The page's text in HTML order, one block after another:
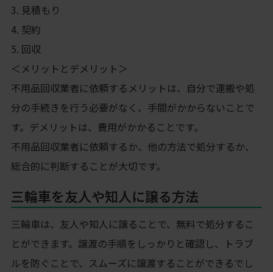
3. 見積もり
4. 契約
5. 回収
＜メリットとデメリット＞
不用品回収業者に依頼するメリットは、自分で運搬や処
分の手続きを行う必要がなく、手間がかからないことで
す。デメリットは、費用がかかることです。
不用品回収業者に依頼するか、他の方法で処分するか、
総合的に判断することが大切です。
三輪車を友人や知人に譲る方法
三輪車は、友人や知人に譲ることで、無料で処分するこ
とができます。譲渡の手順をしっかりと確認し、トラブ
ルを防ぐことで、スムーズに譲渡することができるでし